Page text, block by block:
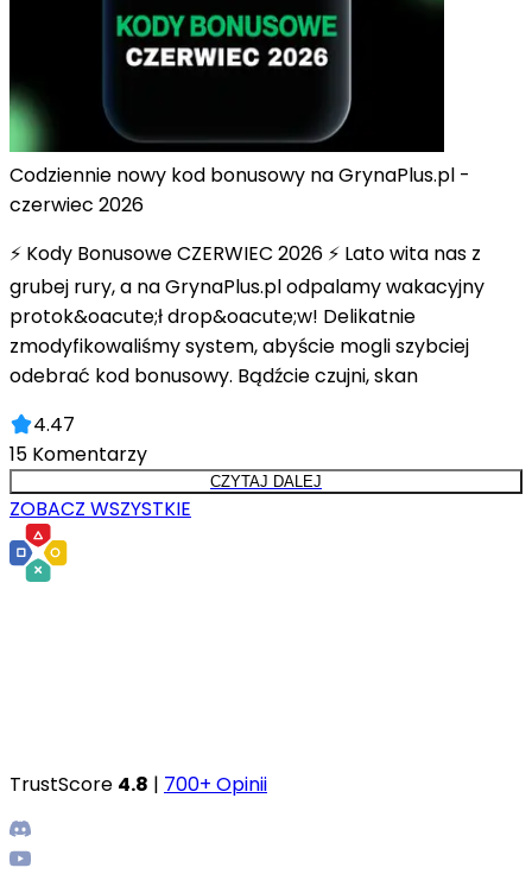
Codziennie nowy kod bonusowy na GrynaPlus.pl -
czerwiec 2026
⚡ Kody Bonusowe CZERWIEC 2026 ⚡ Lato wita nas z
grubej rury, a na GrynaPlus.pl odpalamy wakacyjny
protok&oacute;ł drop&oacute;w! Delikatnie
zmodyfikowaliśmy system, abyście mogli szybciej
odebrać kod bonusowy. Bądźcie czujni, skan
4.47
15 Komentarzy
CZYTAJ DALEJ
ZOBACZ WSZYSTKIE
TrustScore 4.8 | 700+ Opinii